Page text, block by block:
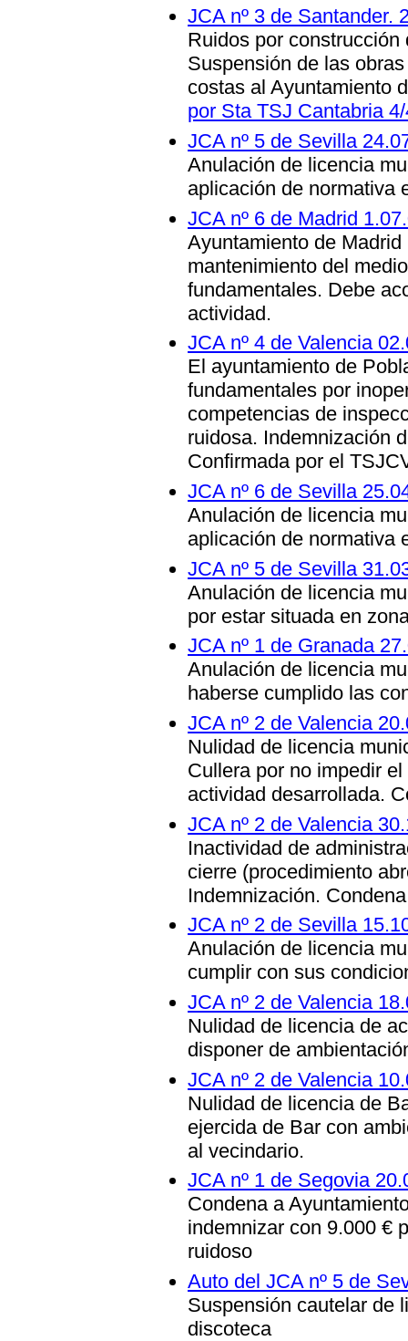
JCA nº 3 de Santander.
Ruidos por
Suspensión de las
costas al Ayuntamiento
por Sta TSJ Cantabria
JCA nº 5 de Sevilla
Anulación de licencia
aplicación de normativa
JCA nº 6 de Madrid
Ayuntamiento de
mantenimiento del
fundamentales. Debe
actividad.
JCA nº 4 de Valencia
El ayuntamiento de
fundamentales por
competencias de
ruidosa. Indemnización
Confirmada por el
JCA nº 6 de Sevilla
Anulación de licencia
aplicación de normativa
JCA nº 5 de Sevilla
Anulación de licencia
por estar situada en
JCA nº 1 de Granada
Anulación de licencia
haberse cumplido las
JCA nº 2 de Valencia
Nulidad de licencia
Cullera por no impedir
actividad desarrollada.
JCA nº 2 de Valencia
Inactividad de
cierre (procedimiento
Indemnización.
JCA nº 2 de Sevilla
Anulación de licencia
cumplir con sus
JCA nº 2 de Valencia
Nulidad de licencia de
disponer de
JCA nº 2 de Valencia
Nulidad de licencia de
ejercida de Bar con
al vecindario.
JCA nº 1 de Segovia
Condena a
indemnizar con 9.000 €
ruidoso
Auto del JCA nº 5 de
Suspensión cautelar de
discoteca